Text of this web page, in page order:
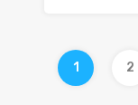
1 2